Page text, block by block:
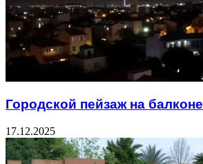
Городской пейзаж на балконе
17.12.2025